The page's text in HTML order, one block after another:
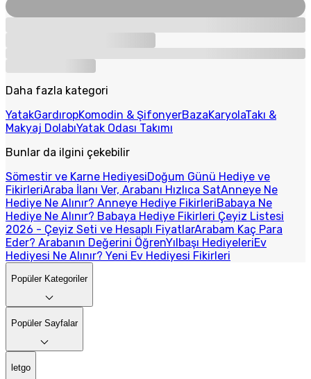
Daha fazla kategori
YatakGardıropKomodin & ŞifonyerBazaKaryolaTakı &
Makyaj DolabıYatak Odası Takımı
Bunlar da ilgini çekebilir
Sömestir ve Karne HediyesiDoğum Günü Hediye ve
FikirleriAraba İlanı Ver, Arabanı Hızlıca SatAnneye Ne
Hediye Ne Alınır? Anneye Hediye FikirleriBabaya Ne
Hediye Ne Alınır? Babaya Hediye Fikirleri Çeyiz Listesi
2026 - Çeyiz Seti ve Hesaplı FiyatlarArabam Kaç Para
Eder? Arabanın Değerini ÖğrenYılbaşı HediyeleriEv
Hediyesi Ne Alınır? Yeni Ev Hediyesi Fikirleri
Popüler Kategoriler
Popüler Sayfalar
letgo